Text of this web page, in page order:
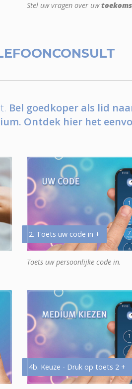
Stel uw vragen over uw
Bel goedkoper als lid
Ontdek hier het
2. Toets uw code in +
Toets uw persoonlijke code in.
4b. Keuze - Druk op toets 2 +